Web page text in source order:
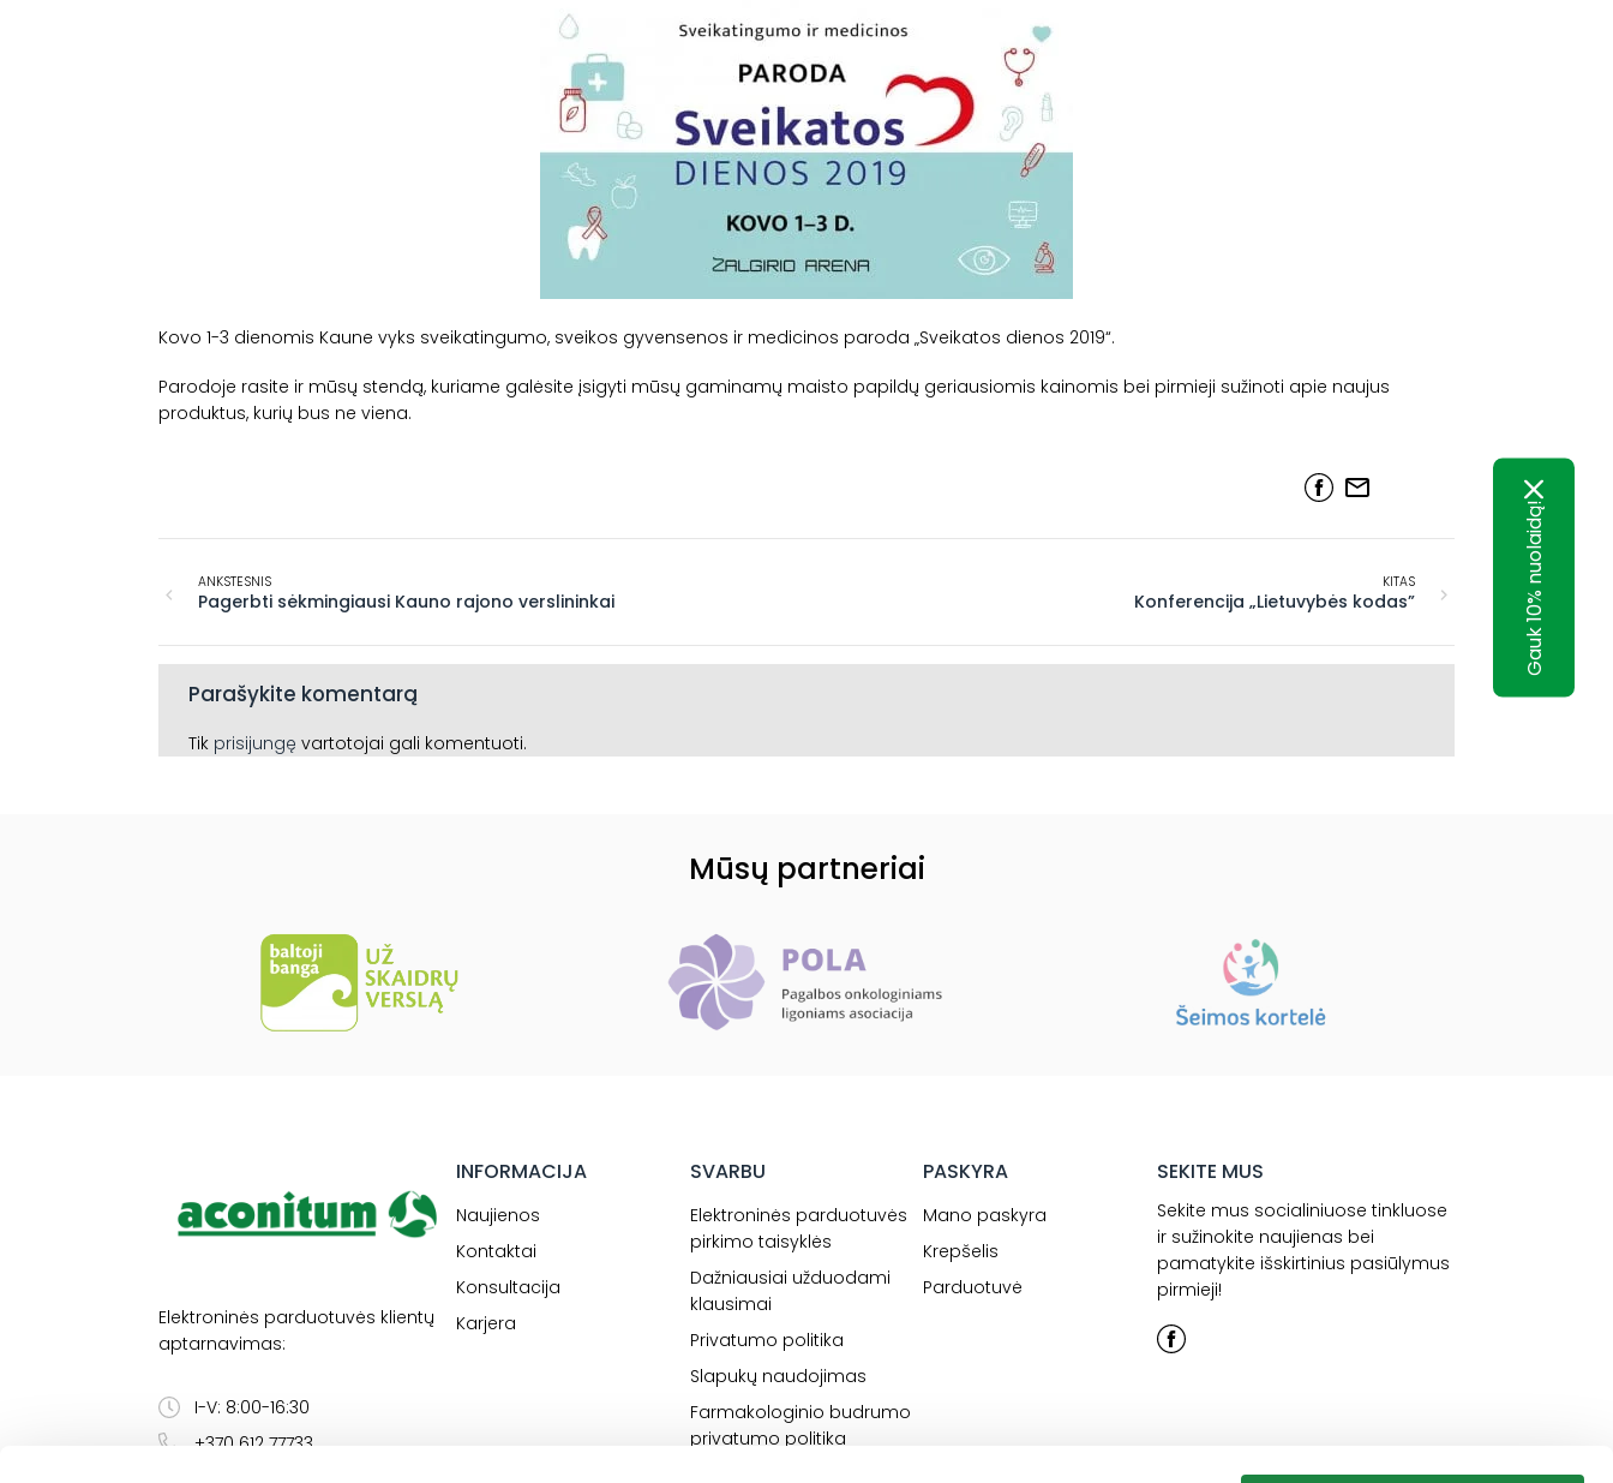
Kovo 1-3 dienomis Kaune vyks sveikatingumo, sveikos gyvensenos ir medicinos paroda „Sveikatos dienos 2019“.
Parodoje rasite ir mūsų stendą, kuriame galėsite įsigyti mūsų gaminamų maisto papildų geriausiomis kainomis bei pirmieji sužinoti apie naujus
produktus, kurių bus ne viena.
ANKSTESNIS
Pagerbti sėkmingiausi Kauno rajono verslininkai
KITAS
Konferencija „Lietuvybės kodas”
Parašykite komentarą
Tik prisijungę vartotojai gali komentuoti.
Mūsų partneriai
Elektroninės parduotuvės klientų
aptarnavimas:
I-V: 8:00-16:30
+370 612 77733
INFORMACIJA
Naujienos
Kontaktai
Konsultacija
Karjera
SVARBU
Elektroninės parduotuvės
pirkimo taisyklės
Dažniausiai užduodami
klausimai
Privatumo politika
Slapukų naudojimas
Farmakologinio budrumo
privatumo politika
PASKYRA
Mano paskyra
Krepšelis
Parduotuvė
SEKITE MUS
Sekite mus socialiniuose tinkluose
ir sužinokite naujienas bei
pamatykite išskirtinius pasiūlymus
pirmieji!
Gauk 10% nuolaidą!